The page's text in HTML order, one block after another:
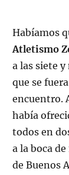
Habíamos
Atletismo
a las siete
que se
encuentro.
había
todos en
a la boca
de Buenos